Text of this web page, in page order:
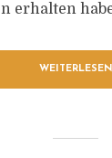
erhalten
WEITERLESEN